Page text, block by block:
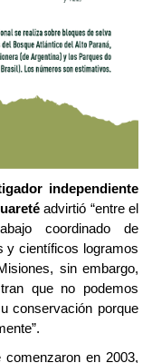
independiente
advirtió “entre el
coordinado de
y científicos logramos
sin embargo,
que no podemos
conservación porque
”.
en 2003,